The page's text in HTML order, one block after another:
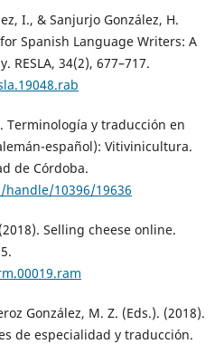
I., & Sanjurjo González, H.
Spanish Language Writers: A
RESLA, 34(2), 677–717.
Terminología y traducción en
español): Vitivinicultura.
de Córdoba.
10396/19636
Selling cheese online.
González, M. Z. (Eds.). (2018).
de especialidad y traducción.